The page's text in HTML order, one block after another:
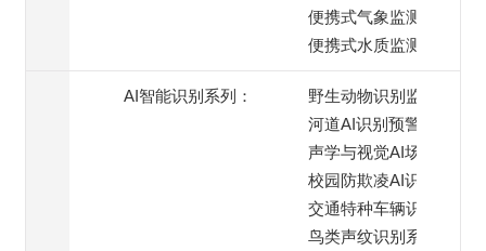
便携式气象监测仪
便携式水质监测仪
AI智能识别系列：
野生动物识别监测
河道AI识别预警
声学与视觉AI场景
校园防欺凌AI识别系统
交通特种车辆识别预警
鸟类声纹识别系统